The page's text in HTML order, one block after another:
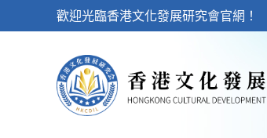
歡迎光臨香港文化發展研究會官網！